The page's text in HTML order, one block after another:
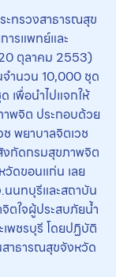
ทรวงสาธารณสุข
ารแพทย์และ
ตุลาคม 2553)
ำนวน 10,000 ชุด
เพื่อนำไปแจกให้
าพจิต ประกอบด้วย
พยาบาลจิตเวช
งกัดกรมสุขภาพจิต
วัดขอนแก่น เลย
นทบุรีและสถาบัน
ตใจผู้ประสบภัยน้ำ
พชรบุรี โดยปฏิบัติ
าธารณสุขจังหวัด